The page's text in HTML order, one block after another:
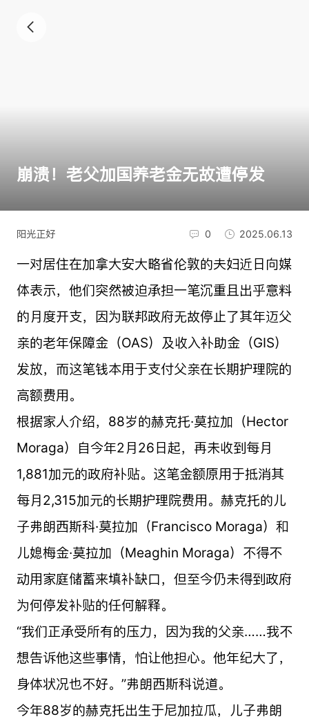
崩溃！老父加国养老金无故遭停发
阳光正好 0 2025.06.13
一对居住在加拿大安大略省伦敦的夫妇近日向媒
体表示，他们突然被迫承担一笔沉重且出乎意料
的月度开支，因为联邦政府无故停止了其年迈父
亲的老年保障金（OAS）及收入补助金（GIS）
发放，而这笔钱本用于支付父亲在长期护理院的
高额费用。
根据家人介绍，88岁的赫克托·莫拉加（Hector
Moraga）自今年2月26日起，再未收到每月
1,881加元的政府补贴。这笔金额原用于抵消其
每月2,315加元的长期护理院费用。赫克托的儿
子弗朗西斯科·莫拉加（Francisco Moraga）和
儿媳梅金·莫拉加（Meaghin Moraga）不得不
动用家庭储蓄来填补缺口，但至今仍未得到政府
为何停发补贴的任何解释。
“我们正承受所有的压力，因为我的父亲……我不
想告诉他这些事情，怕让他担心。他年纪大了，
身体状况也不好。”弗朗西斯科说道。
今年88岁的赫克托出生于尼加拉瓜，儿子弗朗